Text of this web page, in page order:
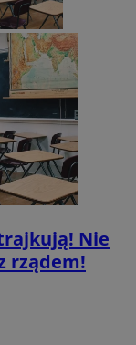
Nie
rządem!